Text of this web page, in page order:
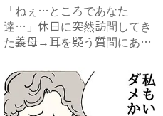
「ねぇ…ところであなた
達…」休日に突然訪問してき
た義母→耳を疑う質問にあ